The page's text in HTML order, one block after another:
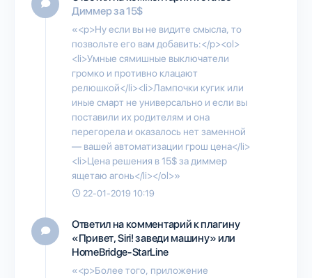
Диммер за 15$
«<p>Ну если вы не видите смысла, то
позвольте его вам добавить:</p><ol>
<li>Умные сямишные выключатели
громко и противно клацают
релюшкой</li><li>Лампочки кугик или
иные смарт не универсально и если вы
поставили их родителям и она
перегорела и оказалось нет заменной
— вашей автоматизации грош цена</li>
<li>Цена решения в 15$ за диммер
ящетаю агонь</li></ol>»
22-01-2019 10:19
Ответил на комментарий к плагину
«Привет, Siri! заведи машину» или
HomeBridge-StarLine
«<p>Более того, приложение